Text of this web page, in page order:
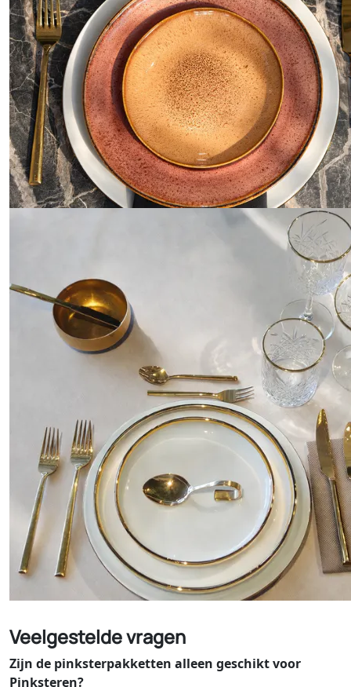
Veelgestelde vragen
Zijn de pinksterpakketten alleen geschikt voor
Pinksteren?